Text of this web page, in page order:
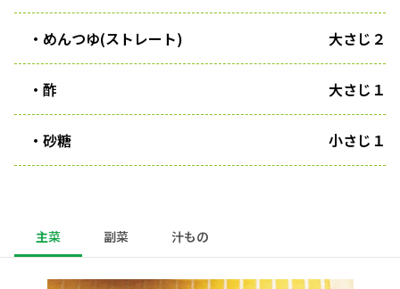
・めんつゆ(ストレート) 大さじ２
・酢 大さじ１
・砂糖 小さじ１
主菜 副菜 汁もの